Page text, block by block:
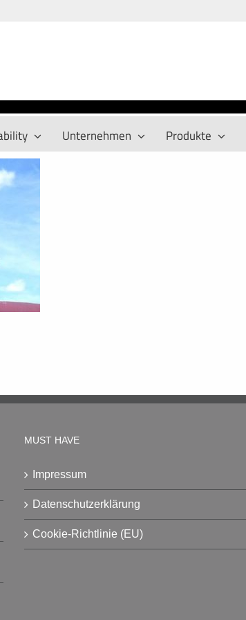
Unternehmen Produkte
MUST HAVE
Impressum
Datenschutzerklärung
Cookie-Richtlinie (EU)